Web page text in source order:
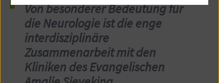
Von besonderer Bedeutung für
die Neurologie ist die enge
interdisziplinäre
Zusammenarbeit mit den
Kliniken des Evangelischen